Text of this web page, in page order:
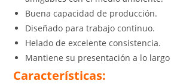
Buena capacidad de producción.
Diseñado para trabajo continuo.
Helado de excelente consistencia.
Mantiene su presentación a lo
Características: